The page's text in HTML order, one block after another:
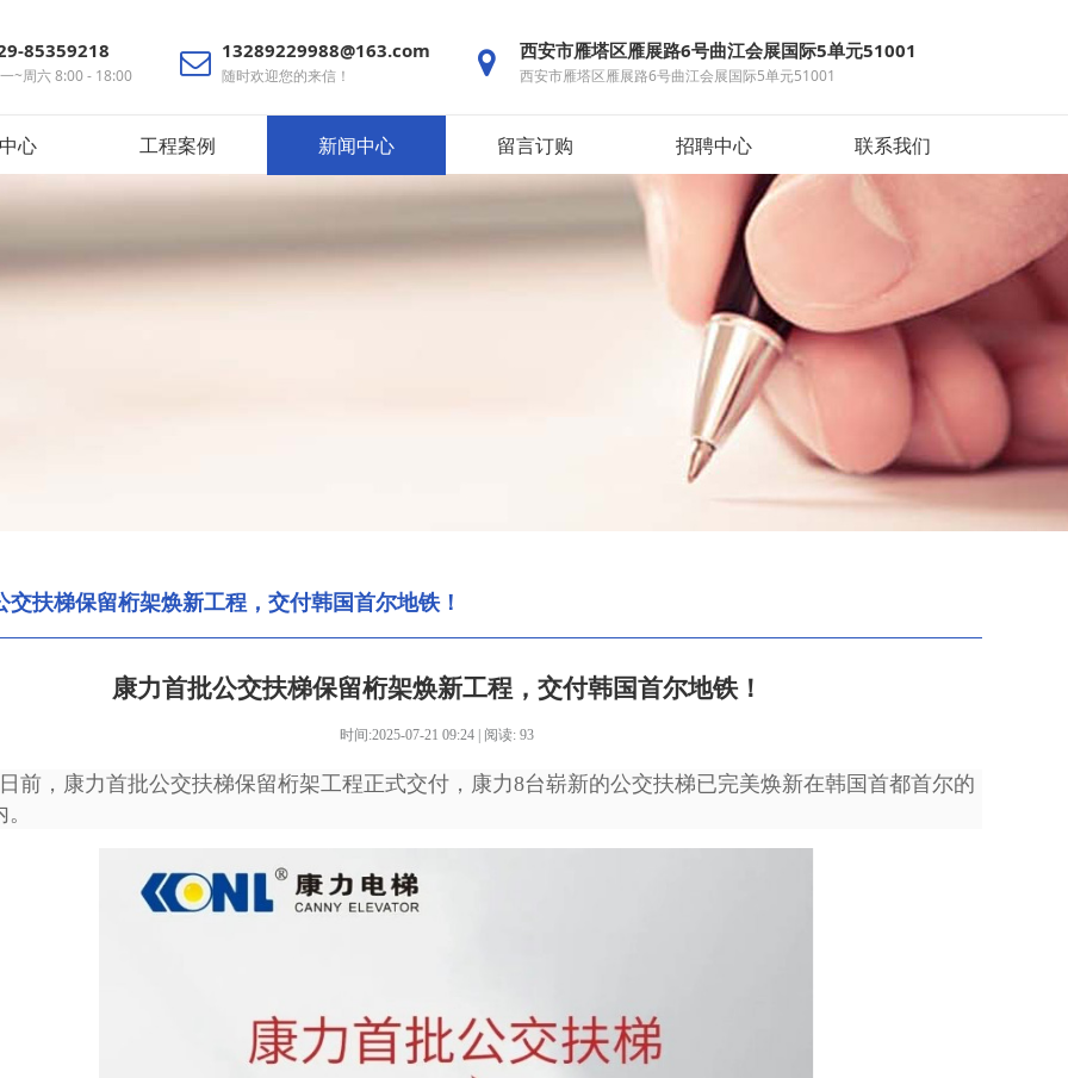
西安市雁塔区雁展路6号曲江会展国际5单元51001
西安市雁塔区雁展路6号曲江会展国际5单元51001
13289229988@163.com
随时欢迎您的来信！
85359218
~周六 8:00 - 18:00
心 工程案例 新闻中心 留言订购 招聘中心 联系我们
交扶梯保留桁架焕新工程，交付韩国首尔地铁！
康力首批公交扶梯保留桁架焕新工程，交付韩国首尔地铁！
时间:2025-07-21 09:24 | 阅读: 93
前，康力首批公交扶梯保留桁架工程正式交付，康力8台崭新的公交扶梯已完美焕新在韩国首都首尔的